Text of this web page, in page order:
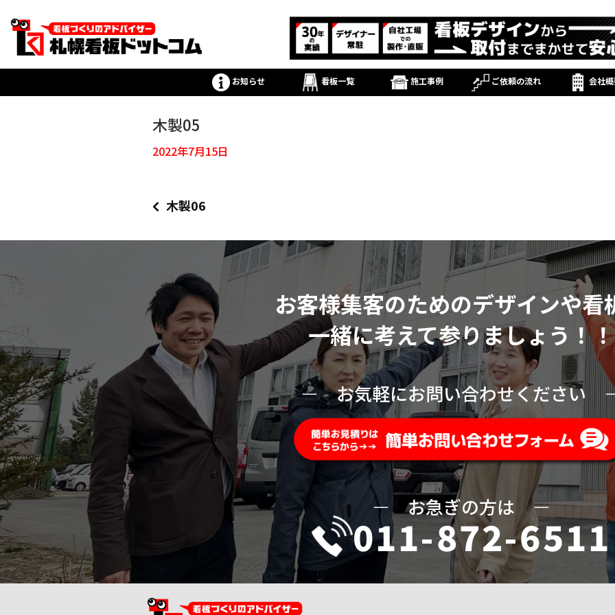
お知らせ 看板一覧 施工事例 ご依頼の流れ 会社
木製05
2022年7月15日
木製06
お客様集客のためのデザインや看
一緒に考えて参りましょう！！
ーお気軽にお問い合わせください
ーお急ぎの方はー
011-872-6511